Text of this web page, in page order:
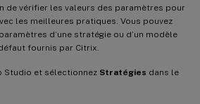
de vérifier les valeurs des paramètres pour
les meilleures pratiques. Vous pouvez
d’une stratégie ou d’un modèle
fournis par Citrix.
Studio et sélectionnez Stratégies dans le